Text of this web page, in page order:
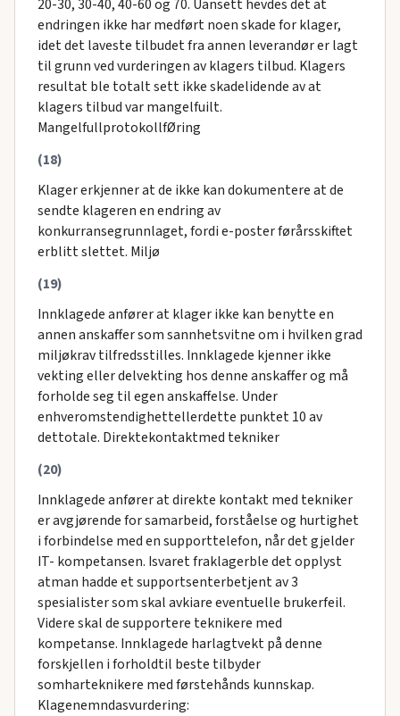
20-30, 30-40, 40-60 og 70. Uansett hevdes det at
endringen ikke har medført noen skade for klager,
idet det laveste tilbudet fra annen leverandør er lagt
til grunn ved vurderingen av klagers tilbud. Klagers
resultat ble totalt sett ikke skadelidende av at
klagers tilbud var mangelfuilt.
MangelfullprotokollfØring
(18)
Klager erkjenner at de ikke kan dokumentere at de
sendte klageren en endring av
konkurransegrunnlaget, fordi e-poster førårsskiftet
erblitt slettet. Miljø
(19)
Innklagede anfører at klager ikke kan benytte en
annen anskaffer som sannhetsvitne om i hvilken grad
miljøkrav tilfredsstilles. Innklagede kjenner ikke
vekting eller delvekting hos denne anskaffer og må
forholde seg til egen anskaffelse. Under
enhveromstendighettellerdette punktet 10 av
dettotale. Direktekontaktmed tekniker
(20)
Innklagede anfører at direkte kontakt med tekniker
er avgjørende for samarbeid, forståelse og hurtighet
i forbindelse med en supporttelefon, når det gjelder
IT- kompetansen. Isvaret fraklagerble det opplyst
atman hadde et supportsenterbetjent av 3
spesialister som skal avkiare eventuelle brukerfeil.
Videre skal de supportere teknikere med
kompetanse. Innklagede harlagtvekt på denne
forskjellen i forholdtil beste tilbyder
somharteknikere med førstehånds kunnskap.
Klagenemndasvurdering: